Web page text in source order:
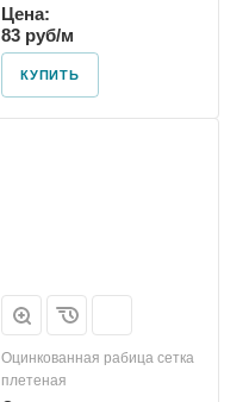
Цена:
83 руб/м
КУПИТЬ
Оцинкованная рабица сетка
плетеная